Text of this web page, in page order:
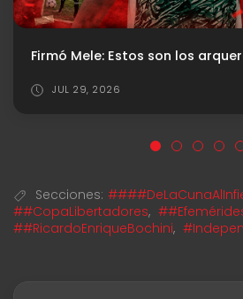
Convocados ante Vélez
AGO 02, 2026
Secciones:
##CopaLibertadores,
##RicardoEnriqueBochini,